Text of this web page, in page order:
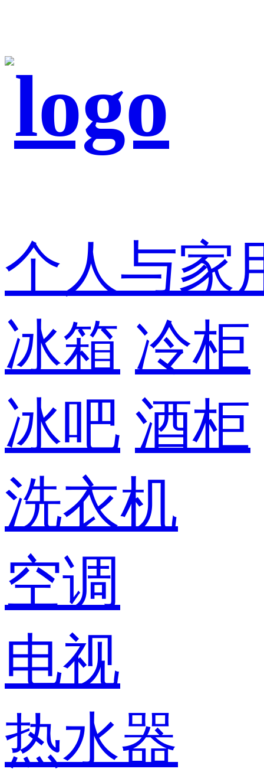
个人与家
冰箱 冷柜
冰吧 酒柜
洗衣机
空调
电视
热水器